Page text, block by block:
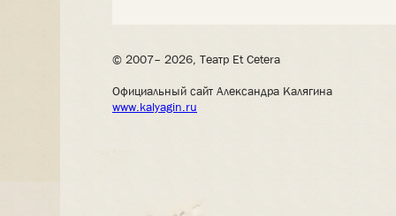
© 2007– 2026, Театр Et Cetera
Официальный сайт Александра Калягина
www.kalyagin.ru